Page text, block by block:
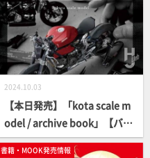
2024.10.03
【本日発売】「kota scale m
odel / archive book」【バイ
クモデル】
書籍・MOOK発売情報